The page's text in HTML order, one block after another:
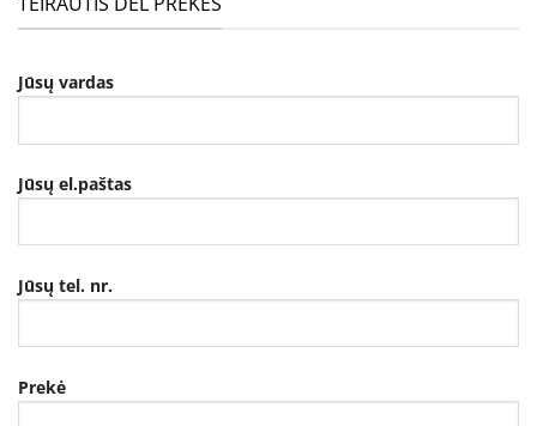
Jūsų vardas
Jūsų el.paštas
Jūsų tel. nr.
Prekė